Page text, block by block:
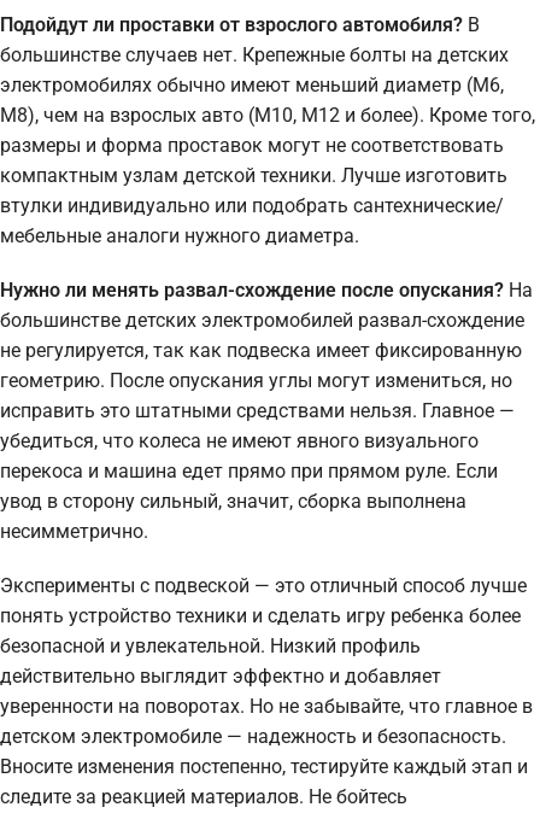
Подойдут ли проставки от взрослого автомобиля? В
большинстве случаев нет. Крепежные болты на детских
электромобилях обычно имеют меньший диаметр (М6,
М8), чем на взрослых авто (М10, М12 и более). Кроме того,
размеры и форма проставок могут не соответствовать
компактным узлам детской техники. Лучше изготовить
втулки индивидуально или подобрать сантехнические/
мебельные аналоги нужного диаметра.
Нужно ли менять развал-схождение после опускания? На
большинстве детских электромобилей развал-схождение
не регулируется, так как подвеска имеет фиксированную
геометрию. После опускания углы могут измениться, но
исправить это штатными средствами нельзя. Главное —
убедиться, что колеса не имеют явного визуального
перекоса и машина едет прямо при прямом руле. Если
увод в сторону сильный, значит, сборка выполнена
несимметрично.
Эксперименты с подвеской — это отличный способ лучше
понять устройство техники и сделать игру ребенка более
безопасной и увлекательной. Низкий профиль
действительно выглядит эффектно и добавляет
уверенности на поворотах. Но не забывайте, что главное в
детском электромобиле — надежность и безопасность.
Вносите изменения постепенно, тестируйте каждый этап и
следите за реакцией материалов. Не бойтесь